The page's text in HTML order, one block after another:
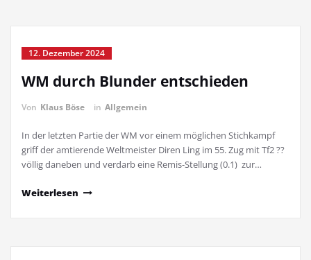
12. Dezember 2024
WM durch Blunder entschieden
Von Klaus Böse in Allgemein
In der letzten Partie der WM vor einem möglichen Stichkampf
griff der amtierende Weltmeister Diren Ling im 55. Zug mit Tf2 ??
völlig daneben und verdarb eine Remis-Stellung (0.1) zur…
Weiterlesen